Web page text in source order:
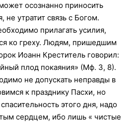
осознанно приносить
не утратит связь с Богом.
прилагать усилия,
ко греху. Людям, пришедшим
Иоанн Креститель говорил:
плод покаяния» (Мф. 3, 8).
не допускать неправды в
к празднику Пасхи, но
этого дня, надо
сердцем, ибо лишь « чистые